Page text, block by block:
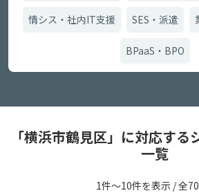
情シス・社内IT支援 SES・派遣
BPaaS・BPO
「横浜市鶴見区」に対応する
一覧
1件〜10件を表示 / 全